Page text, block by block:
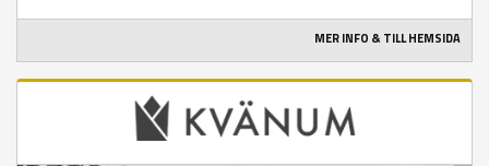
MER INFO & TILL HEMSIDA